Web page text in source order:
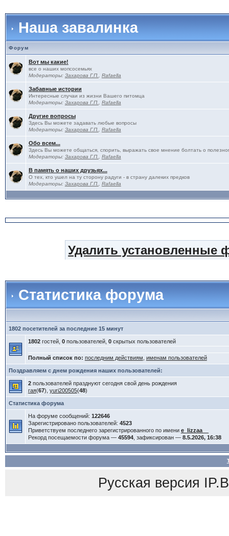
Наша завалинка
Форум
Вот мы какие!
все о наших мопсосемьях
Модераторы: Захарова Г.П. Rafaella
Забавные истории
Интересные случаи из жизни Вашего питомца
Модераторы: Захарова Г.П. Rafaella
Другие вопросы
Здесь Вы можете задавать любые вопросы
Модераторы: Захарова Г.П. Rafaella
Обо всем...
Здесь Вы можете общаться, спорить, выражать свое мнение болтать о
Модераторы: Захарова Г.П. Rafaella
В память о наших друзьях...
О тех, кто ушел на ту сторону радуги - в страну далеких предков
Модераторы: Захарова Г.П. Rafaella
Удалить установленные
Статистика форума
1802 посетителей за последние 15 минут
1802гостей, 0пользователей, 0скрытых пользователей
Полный список по: последним действиям именам пользователей
Поздравляем с днем рождения наших пользователей:
2пользователей празднуют сегодня свой день рождения
гая(67), yuri200505(48)
Статистика форума
На форуме сообщений: 122646
Зарегистрировано пользователей: 4523
Приветствуем последнего зарегистрированного по имени e_lizzaa__
Рекорд посещаемости форума — 45594, зафиксирован — 8.5.2026, 16:38
Русская версия